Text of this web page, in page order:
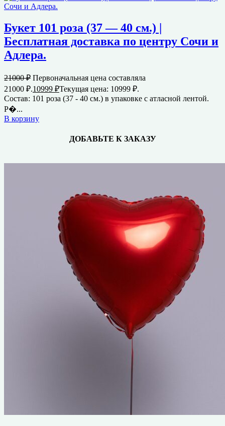
Букет 101 роза (37 — 40 см.) |
Бесплатная доставка по центру Сочи и
Адлера.
21000₽ Первоначальная цена составляла
21000 ₽.10999 ₽Текущая цена: 10999 ₽.
Состав: 101 роза (37 - 40 см.) в упаковке с атласной лентой.
Р�...
В корзину
ДОБАВЬТЕ К ЗАКАЗУ